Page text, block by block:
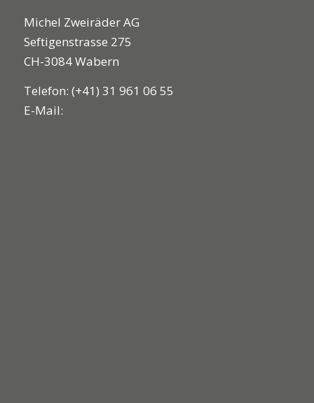
Michel Zweiräder AG
Seftigenstrasse 275
CH-3084 Wabern
Telefon: (+41) 31 961 06 55
E-Mail: